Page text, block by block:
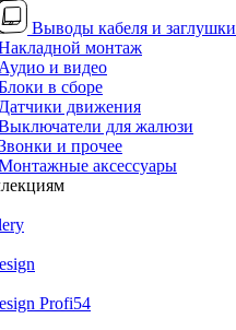
Выводы кабеля и заглушки
монтаж
Аудио и видео
в сборе
Датчики движения
для жалюзи
и прочее
аксессуары
Profi54